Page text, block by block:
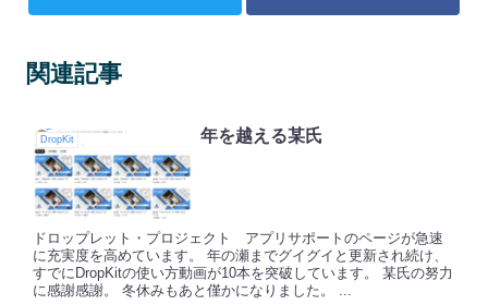
関連記事
DropKit 年を越える某氏
ドロップレット・プロジェクト アプリサポートのページが急速
に充実度を高めています。 年の瀬までグイグイと更新され続け、
すでにDropKitの使い方動画が10本を突破しています。 某氏の努力
に感謝感謝。 冬休みもあと僅かになりました。 ...